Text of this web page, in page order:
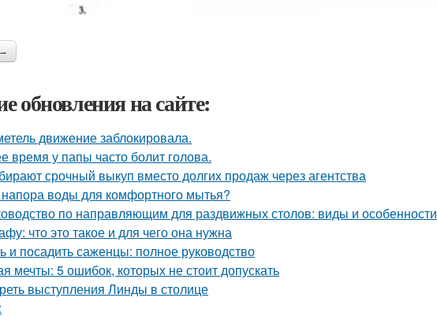
обновления на сайте:
движение заблокировала.
время у папы часто болит голова.
срочный выкуп вместо долгих продаж через агентства
напора воды для комфортного мытья?
по направляющим для раздвижных столов: виды и особенности
что это такое и для чего она нужна
и посадить саженцы: полное руководство
мечты: 5 ошибок, которых не стоит допускать
выступления Линды в столице